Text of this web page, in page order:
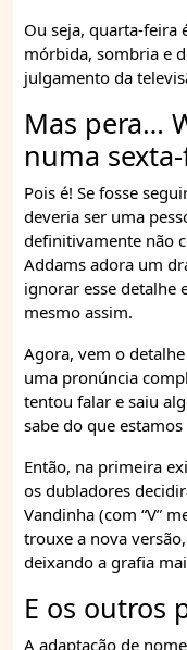
Ou seja, quarta-feira
mórbida, sombria e
julgamento da
Mas pera…
numa
Pois é! Se fosse
deveria ser uma
definitivamente não
Addams adora um
ignorar esse detalhe
mesmo assim.
Agora, vem o
uma pronúncia
tentou falar e saiu
sabe do que
Então, na primeira
os dubladores
Vandinha (com “V”
trouxe a nova
deixando a grafia
E os outros
A adaptação de